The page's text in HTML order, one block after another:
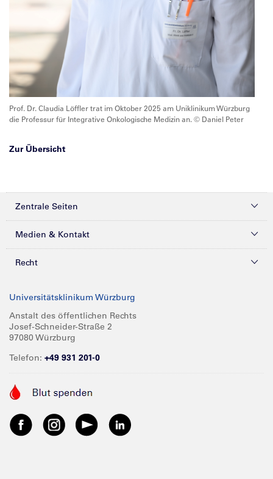
Prof. Dr. Claudia Löffler trat im Oktober 2025 am Uniklinikum Würzburg
die Professur für Integrative Onkologische Medizin an. © Daniel Peter
Zur Übersicht
Zentrale Seiten
Kliniken & Zentren
Forschung
Karriere
Medien & Kontakt
Presse
Glossar
Spenden
Anreise
Recht
Compliance
Impressum
Barrierefreiheit
Universitätsklinikum Würzburg
Anstalt des öffentlichen Rechts
Josef-Schneider-Straße 2
97080 Würzburg
Telefon: +49 931 201-0